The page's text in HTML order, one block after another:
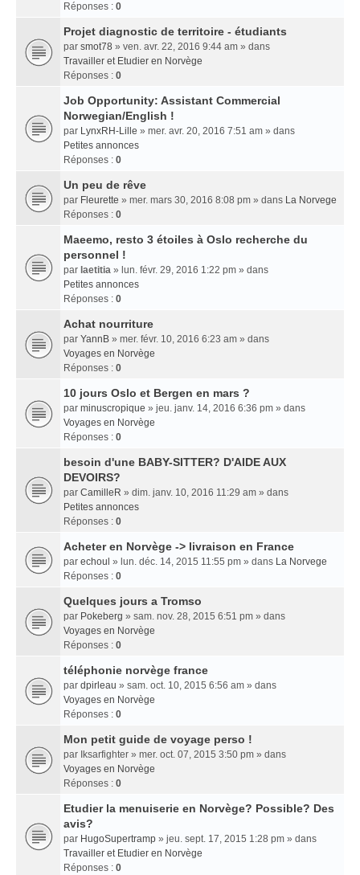
Réponses : 0
Projet diagnostic de territoire - étudiants
par smot78 » ven. avr. 22, 2016 9:44 am » dans
Travailler et Etudier en Norvège
Réponses : 0
Job Opportunity: Assistant Commercial
Norwegian/English !
par LynxRH-Lille » mer. avr. 20, 2016 7:51 am » dans
Petites annonces
Réponses : 0
Un peu de rêve
par Fleurette » mer. mars 30, 2016 8:08 pm » dans La Norvege
Réponses : 0
Maeemo, resto 3 étoiles à Oslo recherche du
personnel !
par laetitia » lun. févr. 29, 2016 1:22 pm » dans
Petites annonces
Réponses : 0
Achat nourriture
par YannB » mer. févr. 10, 2016 6:23 am » dans
Voyages en Norvège
Réponses : 0
10 jours Oslo et Bergen en mars ?
par minuscropique » jeu. janv. 14, 2016 6:36 pm » dans
Voyages en Norvège
Réponses : 0
besoin d'une BABY-SITTER? D'AIDE AUX
DEVOIRS?
par CamilleR » dim. janv. 10, 2016 11:29 am » dans
Petites annonces
Réponses : 0
Acheter en Norvège -> livraison en France
par echoul » lun. déc. 14, 2015 11:55 pm » dans La Norvege
Réponses : 0
Quelques jours a Tromso
par Pokeberg » sam. nov. 28, 2015 6:51 pm » dans
Voyages en Norvège
Réponses : 0
téléphonie norvège france
par dpirleau » sam. oct. 10, 2015 6:56 am » dans
Voyages en Norvège
Réponses : 0
Mon petit guide de voyage perso !
par Iksarfighter » mer. oct. 07, 2015 3:50 pm » dans
Voyages en Norvège
Réponses : 0
Etudier la menuiserie en Norvège? Possible? Des
avis?
par HugoSupertramp » jeu. sept. 17, 2015 1:28 pm » dans
Travailler et Etudier en Norvège
Réponses : 0